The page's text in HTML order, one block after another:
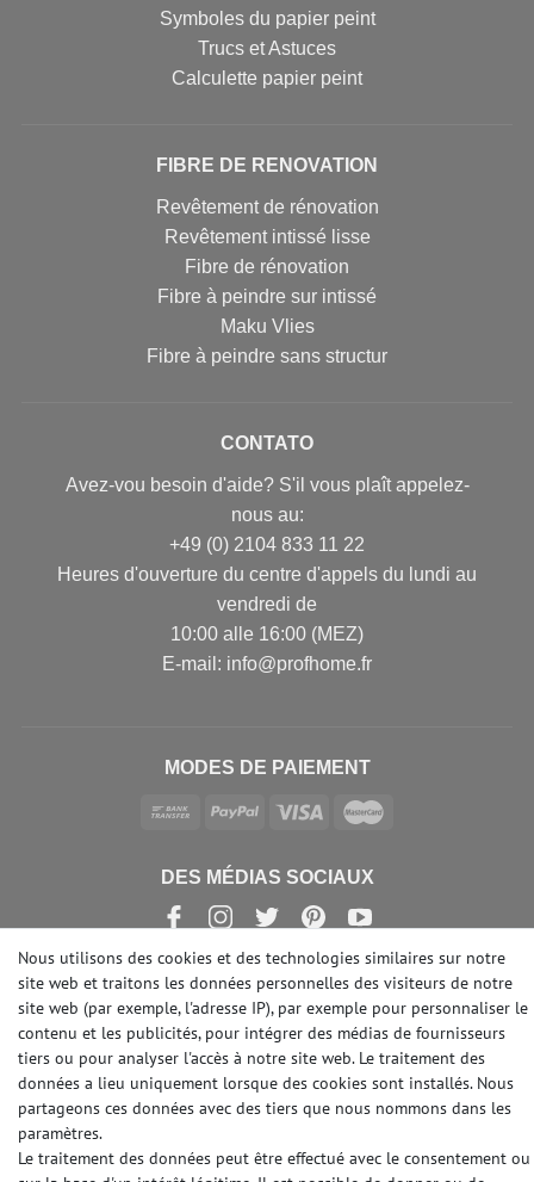
Symboles du papier peint
Trucs et Astuces
Calculette papier peint
FIBRE DE RENOVATION
Revêtement de rénovation
Revêtement intissé lisse
Fibre de rénovation
Fibre à peindre sur intissé
Maku Vlies
Fibre à peindre sans structur
CONTATO
Avez-vou besoin d'aide? S'il vous plaît appelez-
nous au:
+49 (0) 2104 833 11 22
Heures d'ouverture du centre d'appels du lundi au
vendredi de
10:00 alle 16:00 (MEZ)
E-mail: info@profhome.fr
MODES DE PAIEMENT
DES MÉDIAS SOCIAUX
© Copyright 2026 | e-Delux GmbH
Nous utilisons des cookies et des technologies similaires sur notre
site web et traitons les données personnelles des visiteurs de notre
site web (par exemple, l'adresse IP), par exemple pour personnaliser le
contenu et les publicités, pour intégrer des médias de fournisseurs
tiers ou pour analyser l'accès à notre site web. Le traitement des
données a lieu uniquement lorsque des cookies sont installés. Nous
partageons ces données avec des tiers que nous nommons dans les
paramètres.
Le traitement des données peut être effectué avec le consentement ou